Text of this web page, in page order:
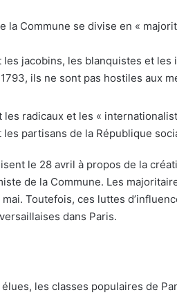
la Commune se divise en «
jacobins, les blanquistes et
ils ne sont pas hostiles aux
les radicaux et les «
partisans de la République
le 28 avril à propos de la
de la Commune. Les
Toutefois, ces luttes
dans Paris.
les classes populaires de